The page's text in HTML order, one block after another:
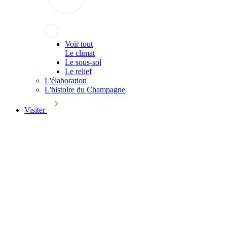
Voir tout
Le climat
Le sous-sol
Le relief
L'élaboration
L'histoire du Champagne
Visiter